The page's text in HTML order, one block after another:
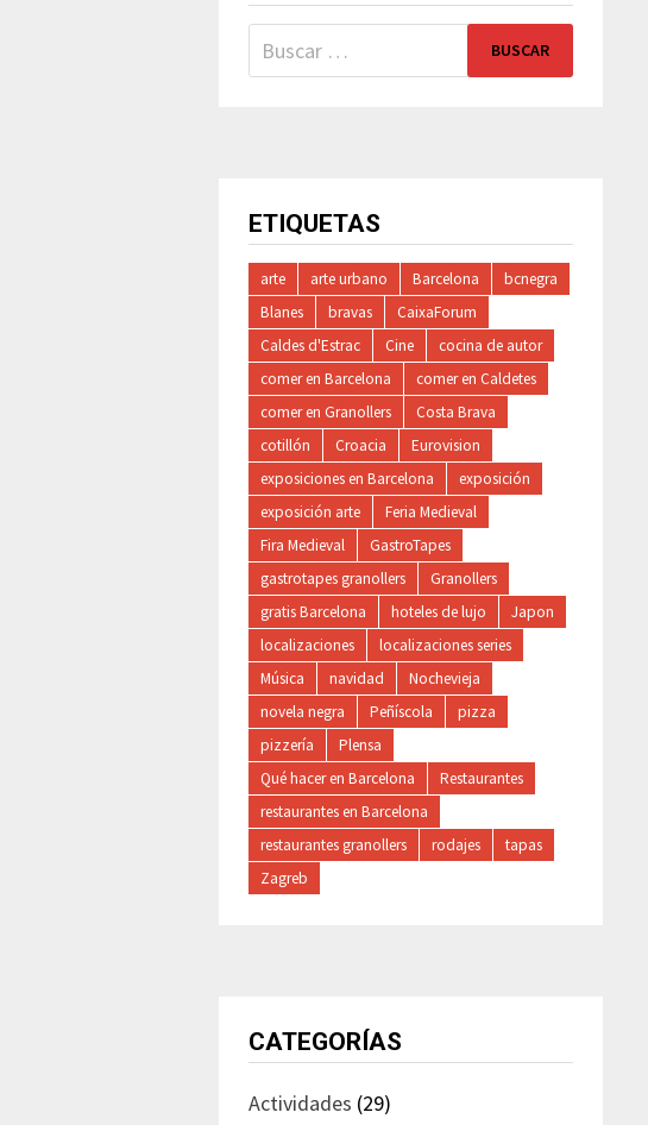
Buscar:
ETIQUETAS
arte arte urbano Barcelona
bcnegra
Blanes
bravas
CaixaForum
Caldes d'Estrac
Cine
cocina de autor
comer en Barcelona
comer en Caldetes
comer en Granollers
Costa Brava
cotillón
Croacia
Eurovision
exposiciones en Barcelona
exposición
exposición arte
Feria Medieval
Fira Medieval
GastroTapes
gastrotapes granollers
Granollers
gratis Barcelona
hoteles de lujo
Japon
localizaciones
localizaciones series
Música
navidad
Nochevieja
novela negra
Peñíscola
pizza
pizzería
Plensa
Qué hacer en Barcelona
Restaurantes
restaurantes en Barcelona
restaurantes granollers
rodajes
tapas
Zagreb
CATEGORÍAS
Actividades (29)